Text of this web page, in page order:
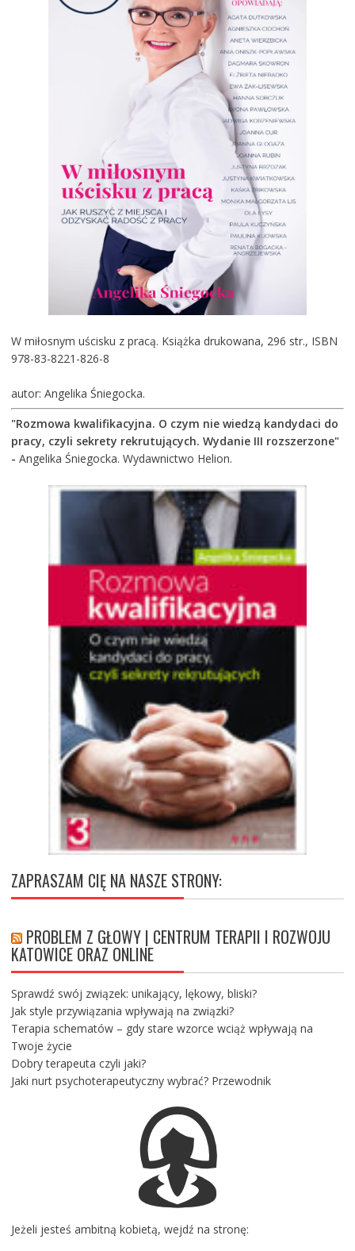
W miłosnym uścisku z pracą. Książka drukowana, 296 str., ISBN
978-83-8221-826-8
autor: Angelika Śniegocka.
"Rozmowa kwalifikacyjna. O czym nie wiedzą kandydaci do
pracy, czyli sekrety rekrutujących. Wydanie III rozszerzone"
- Angelika Śniegocka. Wydawnictwo Helion.
ZAPRASZAM CIĘ NA NASZE STRONY:
PROBLEM Z GŁOWY | CENTRUM TERAPII I ROZWOJU
KATOWICE ORAZ ONLINE
Sprawdź swój związek: unikający, lękowy, bliski?
Jak style przywiązania wpływają na związki?
Terapia schematów – gdy stare wzorce wciąż wpływają na
Twoje życie
Dobry terapeuta czyli jaki?
Jaki nurt psychoterapeutyczny wybrać? Przewodnik
Jeżeli jesteś ambitną kobietą, wejdź na stronę: